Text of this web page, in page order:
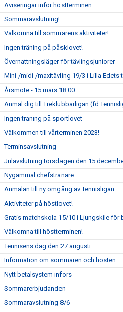
Aviseringar inför höstterminen
Sommaravslutning!
Välkomna till sommarens aktiviteter!
Ingen träning på påsklovet!
Övernattningsläger för tävlingsjuniorer
Mini-/midi-/maxitävling 19/3 i Lilla Edets
Årsmöte - 15 mars 18:00
Anmäl dig till Treklubbarligan (fd
Ingen träning på sportlovet
Välkommen till vårterminen 2023!
Terminsavslutning
Julavslutning torsdagen den 15
Nygammal chefstränare
Anmälan till ny omgång av Tennisligan
Aktiviteter på höstlovet!
Gratis matchskola 15/10 i Ljungskile för
Välkomna till höstterminen!
Tennisens dag den 27 augusti
Information om sommaren och hösten
Nytt betalsystem införs
Sommarerbjudanden
Sommaravslutning 8/6